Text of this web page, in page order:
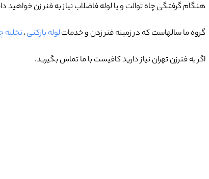
هنگام گرفتگی چاه توالت و یا لوله فاضلاب نیاز به فنر زن خواهید
گروه ما سالهاست که در زمینه فنر زدن و خدماتلوله بازکنی،تخلیه
اگر به فنرزن تهران نیاز دارید کافیست با ما تماس بگیرید.